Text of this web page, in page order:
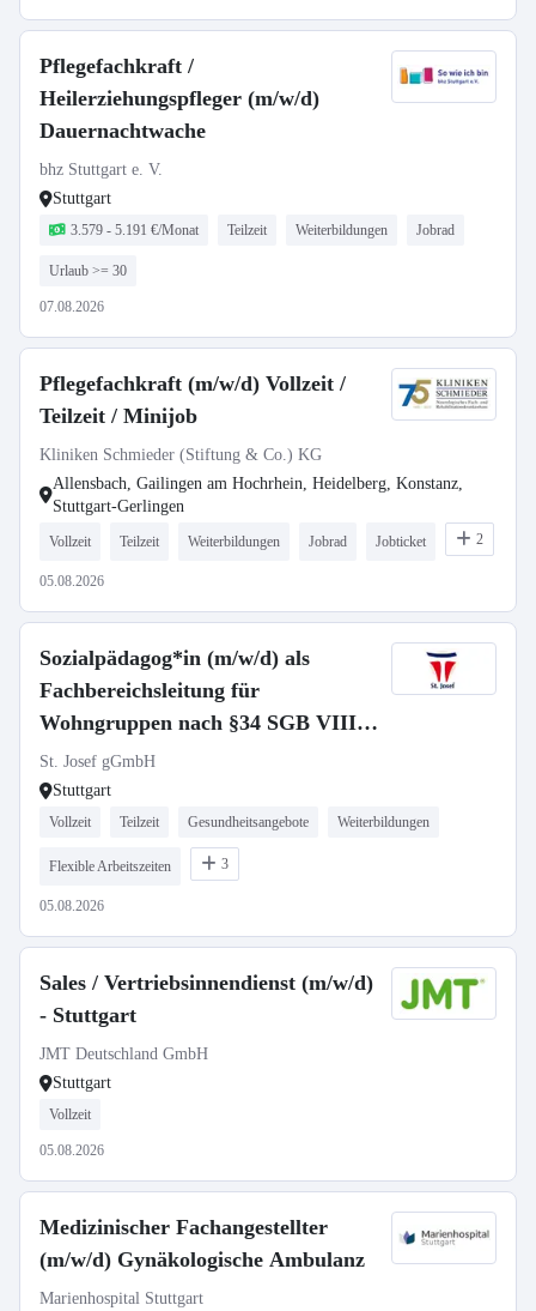
Pflegefachkraft /
Heilerziehungspfleger (m/w/d)
Dauernachtwache
bhz Stuttgart e. V.
Stuttgart
3.579 - 5.191 €/Monat Teilzeit Weiterbildungen Jobrad
Urlaub >= 30
07.08.2026
Pflegefachkraft (m/w/d) Vollzeit /
Teilzeit / Minijob
Kliniken Schmieder (Stiftung & Co.) KG
Allensbach, Gailingen am Hochrhein, Heidelberg, Konstanz,
Stuttgart-Gerlingen
Vollzeit Teilzeit Weiterbildungen Jobrad Jobticket 2
05.08.2026
Sozialpädagog*in (m/w/d) als
Fachbereichsleitung für
Wohngruppen nach §34 SGB VIII -
Vollzeit / Teilzeit
St. Josef gGmbH
Stuttgart
Vollzeit Teilzeit Gesundheitsangebote Weiterbildungen
Flexible Arbeitszeiten 3
05.08.2026
Sales / Vertriebsinnendienst (m/w/d)
- Stuttgart
JMT Deutschland GmbH
Stuttgart
Vollzeit
05.08.2026
Medizinischer Fachangestellter
(m/w/d) Gynäkologische Ambulanz
Marienhospital Stuttgart